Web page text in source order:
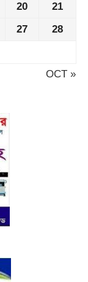
OCT »
20
21
27
28